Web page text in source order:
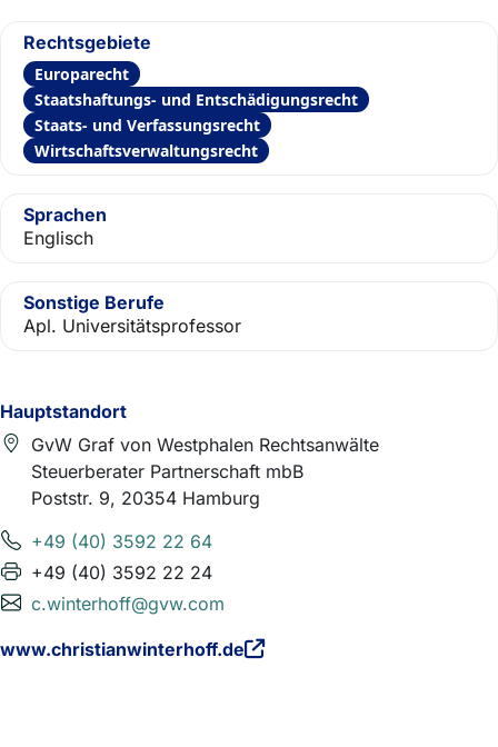
Hauptstandort
GvW Graf von Westphalen Rechtsanwälte
Steuerberater Partnerschaft mbB
Poststr. 9, 20354 Hamburg
+49 (40) 3592 22 64
+49 (40) 3592 22 24
c.winterhoff@gvw.com
www.christianwinterhoff.de
Rechtsgebiete
Europarecht
Staatshaftungs- und Entschädigungsrecht
Staats- und Verfassungsrecht
Wirtschaftsverwaltungsrecht
Sprachen
Englisch
Sonstige Berufe
Apl. Universitätsprofessor